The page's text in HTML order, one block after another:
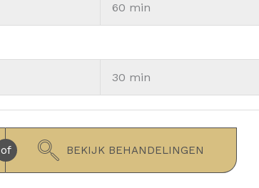
60 min
30 min
of BEKIJK BEHANDELINGEN